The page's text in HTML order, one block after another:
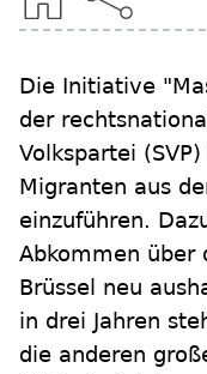
Die Initiative
der
Volkspartei
Migranten aus
einzuführen.
Abkommen über
Brüssel neu
in drei Jahren
die anderen